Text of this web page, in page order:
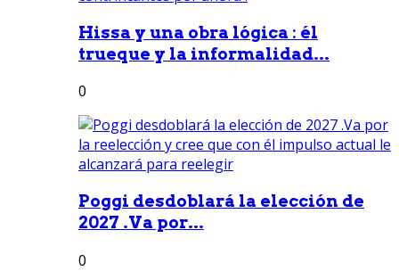
Hissa y una obra lógica : él
trueque y la informalidad...
0
Poggi desdoblará la elección de
2027 .Va por...
0